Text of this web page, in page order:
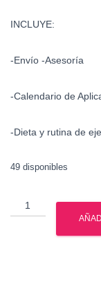
INCLUYE:
-Envío -Asesoría
-Calendario de
-Dieta y rutina de
49 disponibles
Ciclo
de
esteroides